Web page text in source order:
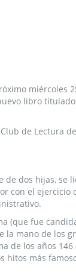
miércoles
libro titulado
de Lectura
de dos hijas, se
con el ejercicio
(que fue
la mano de los
de los años 146
hitos más